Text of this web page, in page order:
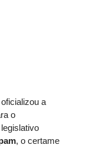
a
o
, o certame